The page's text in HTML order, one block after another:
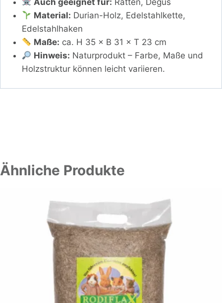
Material: Durian-Holz, Edelstahlkette,
Edelstahlhaken
Maße: ca. H 35 × B 31 × T 23 cm
Hinweis: Naturprodukt – Farbe, Maße und
Holzstruktur können leicht variieren.
Ähnliche Produkte